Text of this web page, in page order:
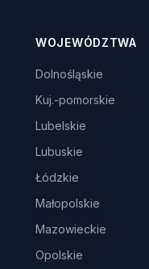
WOJEWÓDZTWA
Dolnośląskie
Kuj.-pomorskie
Lubelskie
Lubuskie
Łódzkie
Małopolskie
Mazowieckie
Opolskie